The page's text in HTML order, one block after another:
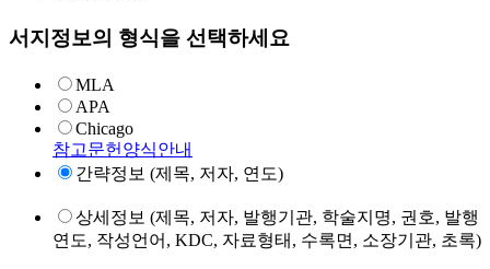
서지정보의 형식을 선택하세요
MLA
APA
Chicago
참고문헌양식안내
간략정보 (제목, 저자, 연도)
상세정보 (제목, 저자, 발행기관, 학술지명, 권호, 발행
연도, 작성언어, KDC, 자료형태, 수록면, 소장기관, 초록)